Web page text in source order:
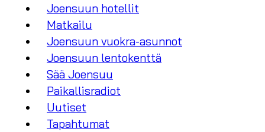
Joensuun hotellit
Matkailu
Joensuun vuokra-asunnot
Joensuun lentokenttä
Sää Joensuu
Paikallisradiot
Uutiset
Tapahtumat